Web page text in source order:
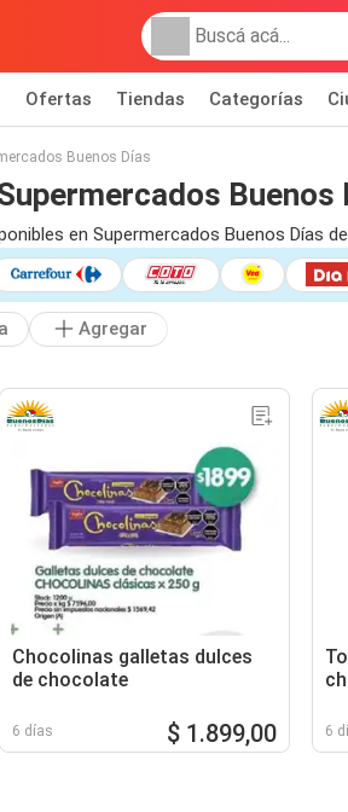
Ofertas Tiendas Categorías
Buenos Días
Buenos
en Supermercados Buenos Días
Agregar
Chocolinas galletas dulces
de chocolate
6 días $ 1.899,00 6